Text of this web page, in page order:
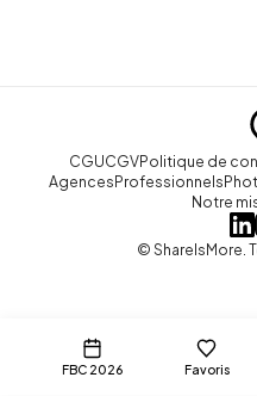
FBC 2026 Favoris
CGUCGVPolitique de
AgencesProfessionnels
Notre
© ShareIsMore.